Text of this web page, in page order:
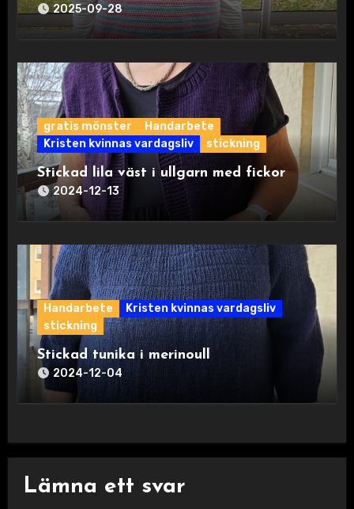
2025-09-28
gratis mönster
Handarbete
Kristen kvinnas vardagsliv
stickning
Stickad lila väst i ullgarn med fickor
2024-12-13
Handarbete
Kristen kvinnas vardagsliv
stickning
Stickad tunika i merinoull
2024-12-04
Lämna ett svar